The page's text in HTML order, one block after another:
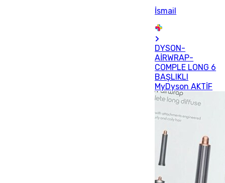
İsmail
DYSON-
AİRWRAP-
COMPLE LONG 6
BAŞLIKLI
MyDyson AKTİF